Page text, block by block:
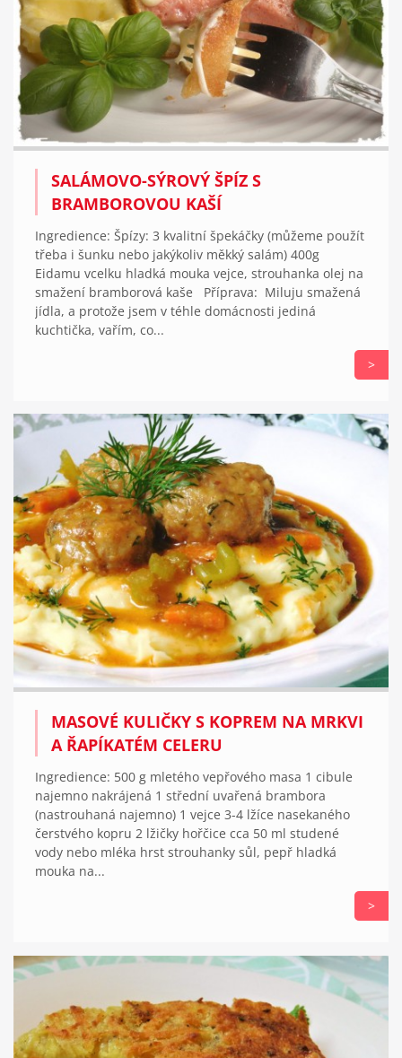
SALÁMOVO-SÝROVÝ ŠPÍZ S
BRAMBOROVOU KAŠÍ
Ingredience: Špízy: 3 kvalitní špekáčky (můžeme použít
třeba i šunku nebo jakýkoliv měkký salám) 400g
Eidamu vcelku hladká mouka vejce, strouhanka olej na
smažení bramborová kaše Příprava: Miluju smažená
jídla, a protože jsem v téhle domácnosti jediná
kuchtička, vařím, co...
>
MASOVÉ KULIČKY S KOPREM NA MRKVI
A ŘAPÍKATÉM CELERU
Ingredience: 500 g mletého vepřového masa 1 cibule
najemno nakrájená 1 střední uvařená brambora
(nastrouhaná najemno) 1 vejce 3-4 lžíce nasekaného
čerstvého kopru 2 lžičky hořčice cca 50 ml studené
vody nebo mléka hrst strouhanky sůl, pepř hladká
mouka na...
>